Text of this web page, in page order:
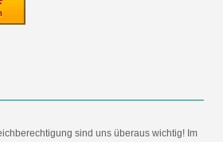
sind uns überaus wichtig! Im